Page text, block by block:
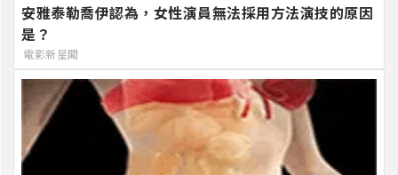
安雅泰勒喬伊認為，女性演員無法採用方法演技的原因
是？
電影新星聞